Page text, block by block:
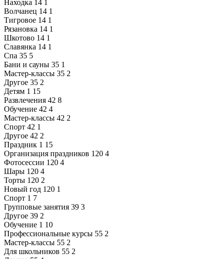
Находка 14 1
Волчанец 14 1
Тигровое 14 1
Рязановка 14 1
Шкотово 14 1
Славянка 14 1
Спа 35 5
Бани и сауны 35 1
Мастер-классы 35 2
Другое 35 2
Детям 1 15
Развлечения 42 8
Обучение 42 4
Мастер-классы 42 2
Спорт 42 1
Другое 42 2
Праздник 1 15
Организация праздников 120 4
Фотосессии 120 4
Шары 120 4
Торты 120 2
Новый год 120 1
Спорт 1 7
Групповые занятия 39 3
Другое 39 2
Обучение 1 10
Профессиональные курсы 55 2
Мастер-классы 55 2
Для школьников 55 2